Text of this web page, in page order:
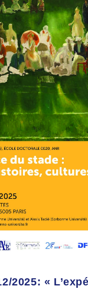
Sorbonne
2025: «